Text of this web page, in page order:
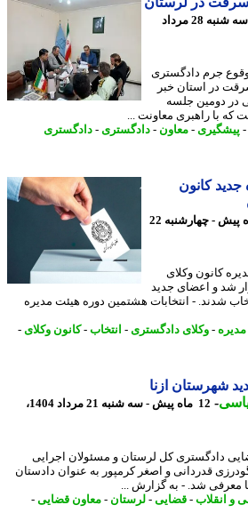
12 ماه پیش - سه شنبه 28 مرداد
جرم دادگستری
سرقت در استان خبر
دومین جلسه
راهبری معاونت ...
- معاون-دادگستری- دادگستری
کانون
12 ماه پیش - چهارشنبه 22
وکلای
و اعضای جدید
- انتخابات هشتمین دوره هیئت مدیره
-وکلای دادگستری- انتخاب-کانون وکلای-
ازنا
-
12 ماه پیش - سه شنبه 21 مرداد 1404،
کل لرستان و مسئولان اجرایی
قدردانی و اصغر کرمپور به عنوان دادستان
شد. - به گزارش ...
-قضایی-لرستان-معاون قضایی-